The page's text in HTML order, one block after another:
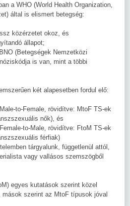
a WHO (World Health Organization,
által is elismert betegség:
közérzetet okoz, és
állapot;
(Betegségek Nemzetközi
is van, mint a többi
két alapesetben fordul elő:
to-Female, rövidítve: MtoF TS-ek
nők), és
to-Male, rövidítve: FtoM TS-ek
férfiak)
tárgyalunk, függetlenül attól,
vagy vallásos szemszögből
egyes kutatások szerint közel
mások szerint az MtoF típusok jóval